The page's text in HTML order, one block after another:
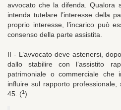
avvocato che la difenda. Qualora
intenda tutelare l’interesse della
proprio interesse, l’incarico può
consenso della parte assistita.
II - L’avvocato deve astenersi,
dallo stabilire con l’assistito
patrimoniale o commerciale che
influire sul rapporto professionale,
45. (1)